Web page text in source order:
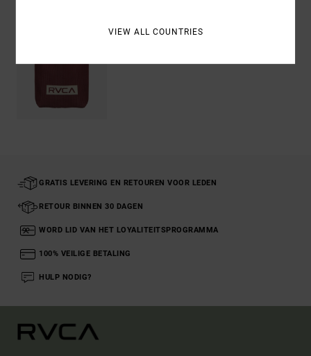
GRATIS LEVERING EN RETOUREN VOOR LEDEN
RETOUR BINNEN 30 DAGEN
WORD LID VAN HET LOYALITEITSPROGRAMMA
100% VEILIGE BETALING
HULP NODIG?
VIEW ALL COUNTRIES